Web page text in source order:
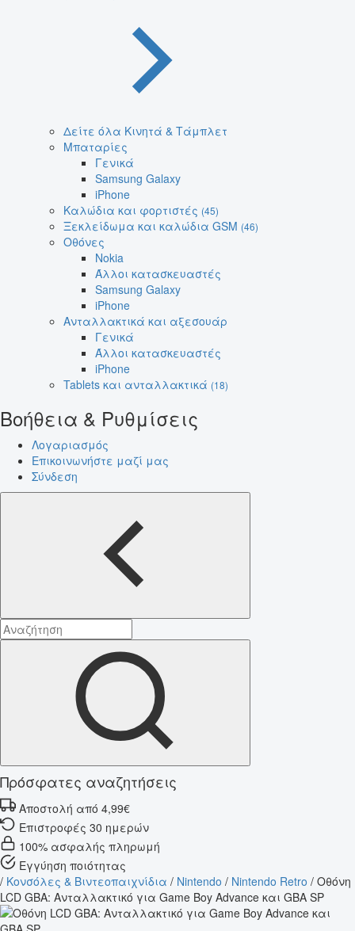
Δείτε όλα Κινητά & Τάμπλετ
Μπαταρίες
Γενικά
Samsung Galaxy
iPhone
Καλώδια και φορτιστές (45)
Ξεκλείδωμα και καλώδια GSM (46)
Οθόνες
Nokia
Άλλοι κατασκευαστές
Samsung Galaxy
iPhone
Ανταλλακτικά και αξεσουάρ
Γενικά
Άλλοι κατασκευαστές
iPhone
Tablets και ανταλλακτικά (18)
Βοήθεια & Ρυθμίσεις
Λογαριασμός
Επικοινωνήστε μαζί μας
Σύνδεση
Πρόσφατες αναζητήσεις
Αποστολή από 4,99€
Επιστροφές 30 ημερών
100% ασφαλής πληρωμή
Εγγύηση ποιότητας
/ Κονσόλες & Βιντεοπαιχνίδια / Nintendo / Nintendo Retro / Οθόνη
LCD GBA: Ανταλλακτικό για Game Boy Advance και GBA SP